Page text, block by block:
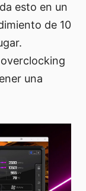
esto en un
de 10
una